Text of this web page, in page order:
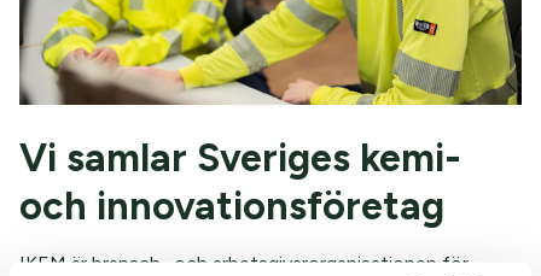
Vi samlar Sveriges kemi-
och innovationsföretag
IKEM är bransch- och arbetsgivarorganisationen för